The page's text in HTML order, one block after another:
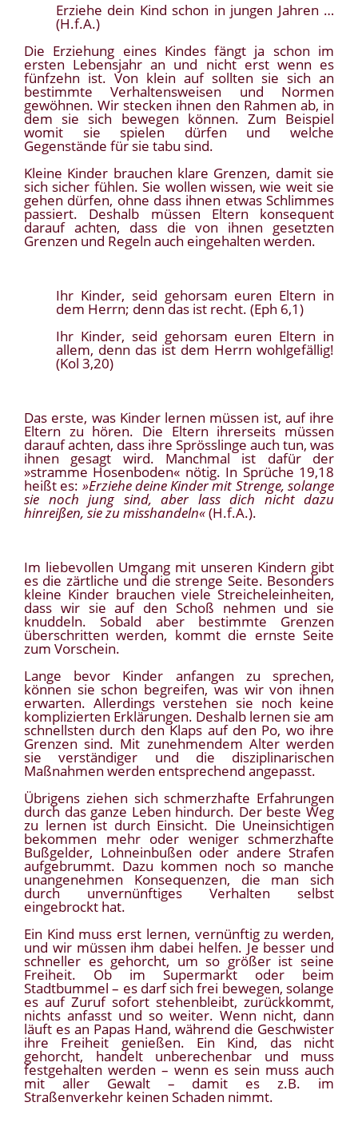
Erziehe dein Kind schon in jungen Jahren …
(H.f.A.)
Die Erziehung eines Kindes fängt ja schon im
ersten Lebensjahr an und nicht erst wenn es
fünfzehn ist. Von klein auf sollten sie sich an
bestimmte Verhaltensweisen und Normen
gewöhnen. Wir stecken ihnen den Rahmen ab, in
dem sie sich bewegen können. Zum Beispiel
womit sie spielen dürfen und welche
Gegenstände für sie tabu sind.
Kleine Kinder brauchen klare Grenzen, damit sie
sich sicher fühlen. Sie wollen wissen, wie weit sie
gehen dürfen, ohne dass ihnen etwas Schlimmes
passiert. Deshalb müssen Eltern konsequent
darauf achten, dass die von ihnen gesetzten
Grenzen und Regeln auch eingehalten werden.
Ihr Kinder, seid gehorsam euren Eltern in
dem Herrn; denn das ist recht. (Eph 6,1)
Ihr Kinder, seid gehorsam euren Eltern in
allem, denn das ist dem Herrn wohlgefällig!
(Kol 3,20)
Das erste, was Kinder lernen müssen ist, auf ihre
Eltern zu hören. Die Eltern ihrerseits müssen
darauf achten, dass ihre Sprösslinge auch tun, was
ihnen gesagt wird. Manchmal ist dafür der
»stramme Hosenboden« nötig. In Sprüche 19,18
heißt es: »Erziehe deine Kinder mit Strenge, solange
sie noch jung sind, aber lass dich nicht dazu
hinreißen, sie zu misshandeln«(H.f.A.).
Im liebevollen Umgang mit unseren Kindern gibt
es die zärtliche und die strenge Seite. Besonders
kleine Kinder brauchen viele Streicheleinheiten,
dass wir sie auf den Schoß nehmen und sie
knuddeln. Sobald aber bestimmte Grenzen
überschritten werden, kommt die ernste Seite
zum Vorschein.
Lange bevor Kinder anfangen zu sprechen,
können sie schon begreifen, was wir von ihnen
erwarten. Allerdings verstehen sie noch keine
komplizierten Erklärungen. Deshalb lernen sie am
schnellsten durch den Klaps auf den Po, wo ihre
Grenzen sind. Mit zunehmendem Alter werden
sie verständiger und die disziplinarischen
Maßnahmen werden entsprechend angepasst.
Übrigens ziehen sich schmerzhafte Erfahrungen
durch das ganze Leben hindurch. Der beste Weg
zu lernen ist durch Einsicht. Die Uneinsichtigen
bekommen mehr oder weniger schmerzhafte
Bußgelder, Lohneinbußen oder andere Strafen
aufgebrummt. Dazu kommen noch so manche
unangenehmen Konsequenzen, die man sich
durch unvernünftiges Verhalten selbst
eingebrockt hat.
Ein Kind muss erst lernen, vernünftig zu werden,
und wir müssen ihm dabei helfen. Je besser und
schneller es gehorcht, um so größer ist seine
Freiheit. Ob im Supermarkt oder beim
Stadtbummel – es darf sich frei bewegen, solange
es auf Zuruf sofort stehenbleibt, zurückkommt,
nichts anfasst und so weiter. Wenn nicht, dann
läuft es an Papas Hand, während die Geschwister
ihre Freiheit genießen. Ein Kind, das nicht
gehorcht, handelt unberechenbar und muss
festgehalten werden – wenn es sein muss auch
mit aller Gewalt – damit es z.B. im
Straßenverkehr keinen Schaden nimmt.